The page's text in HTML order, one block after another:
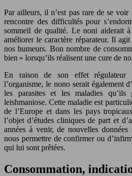
Par ailleurs, il n’est pas rare de se
rencontre des difficultés pour
sommeil de qualité. Le noni aiderait
améliorer le caractère réparateur. Il
nos humeurs. Bon nombre de
bien » lorsqu’ils réalisent une cure de
En raison de son effet régulateur
l’organisme, le nono serait également
les parasites et les maladies qu’ils
leishmaniose. Cette maladie est
de l’Europe et dans les pays
l’objet d’études cliniques de part et
années à venir, de nouvelles
nous permettre de confirmer ou
qui lui sont prêtées.
Consommation,